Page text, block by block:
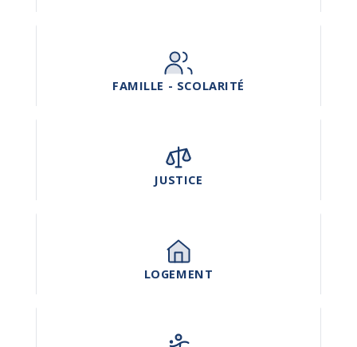
FAMILLE - SCOLARITÉ
JUSTICE
LOGEMENT